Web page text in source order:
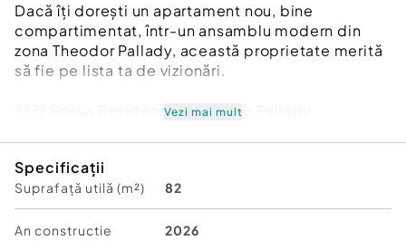
Dacă îți dorești un apartament nou, bine
compartimentat, într-un ansamblu modern din
zona Theodor Pallady, această proprietate merită
să fie pe lista ta de vizionări.
???? Rossa Residence | Theodor Pallady
✔️ 116.000 € + TVA – pentru un avans de 15% la
antecontract
Vezi mai mult
Specificații
Suprafață utilă (m²) 82
An constructie 2026